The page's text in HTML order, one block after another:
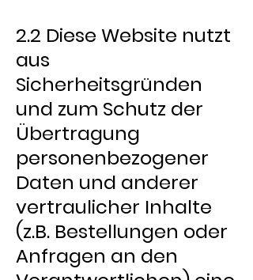
2.2 Diese Website nutzt
aus
Sicherheitsgründen
und zum Schutz der
Übertragung
personenbezogener
Daten und anderer
vertraulicher Inhalte
(z.B. Bestellungen oder
Anfragen an den